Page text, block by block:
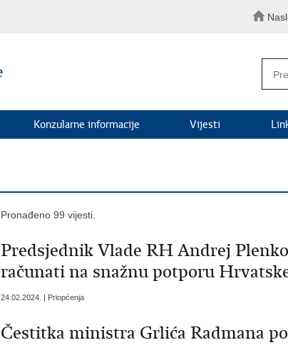
Konzularne informacije Vijesti
Pronađeno 99 vijesti.
Predsjednik Vlade RH Andrej
računati na snažnu potporu
24.02.2024. | Priopćenja
Čestitka ministra Grlića Radmana